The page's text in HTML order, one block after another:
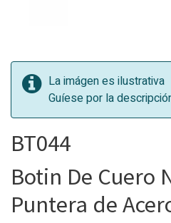
La imágen es ilustrativa
Guíese por la
BT044
Botin De Cuero
Puntera de